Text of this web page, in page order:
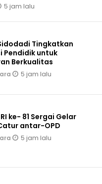
5 jam lalu
Tingkatkan
Pendidik untuk
Berkualitas
5 jam lalu
ke- 81 Sergai Gelar
antar-OPD
5 jam lalu